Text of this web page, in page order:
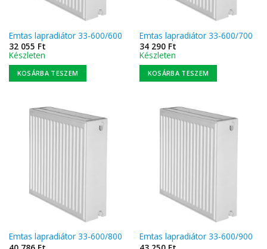
Emtas lapradiátor 33-600/600
32 055 Ft
Készleten
KOSÁRBA TESZEM
Emtas lapradiátor 33-600/700
34 290 Ft
Készleten
KOSÁRBA TESZEM
Emtas lapradiátor 33-600/800
Emtas lapradiátor 33-600/900